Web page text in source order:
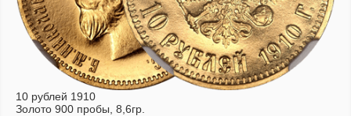
10 рублей 1910
Золото 900 пробы, 8,6гр.